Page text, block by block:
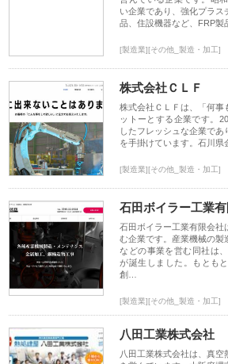
い企業であり、強化プラ
品、住設機器など、FRP製
[製造業][その他_製造・加工]
株式会社ＣＬＦ
株式会社ＣＬＦは、「何事
ットーとする企業です。
したフレッシュな企業で
を手掛けています。石川県
[製造業][その他_製造・加工]
石田ボイラー工業
石田ボイラー工業有限会社
む企業です。産業機械の製
などの事業を営む同社は
が誕生しました。もとも
創…
[製造業][その他_製造・加工]
八田工業株式会社
八田工業株式会社は、真